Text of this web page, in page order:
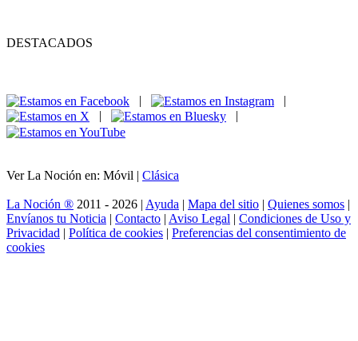
DESTACADOS
|
|
|
|
Ver La Noción en: Móvil | Clásica
La Noción ® 2011 - 2026 | Ayuda | Mapa del sitio | Quienes somos |
Envíanos tu Noticia | Contacto | Aviso Legal | Condiciones de Uso y
Privacidad | Política de cookies | Preferencias del consentimiento de
cookies